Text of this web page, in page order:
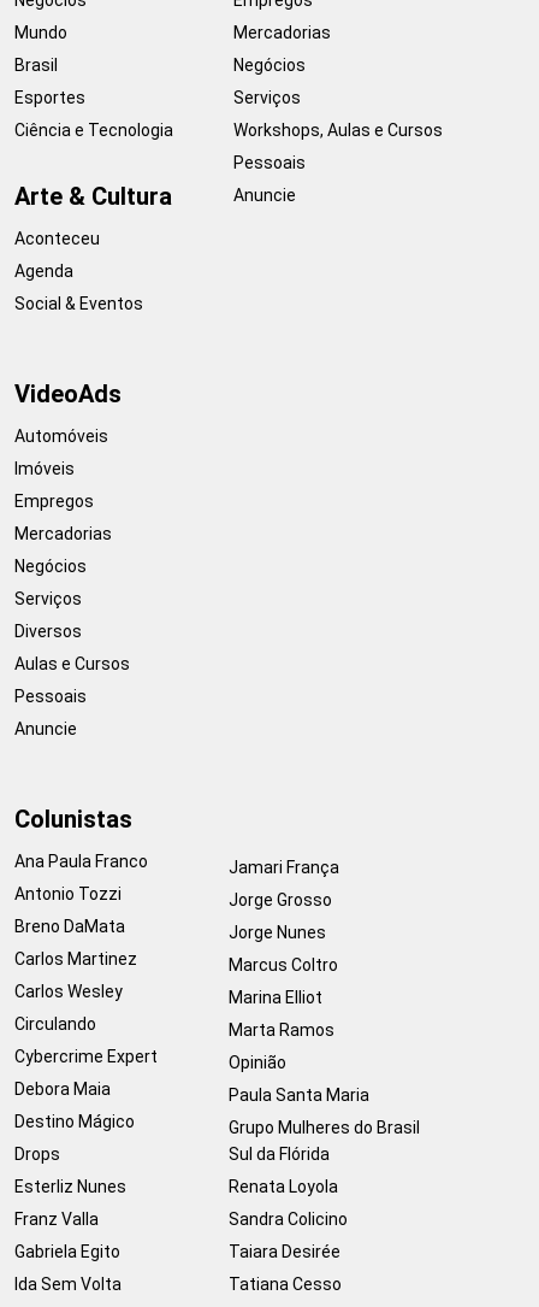
Mundo
Brasil
Esportes
Ciência e Tecnologia
Arte & Cultura
Aconteceu
Agenda
Social & Eventos
Mercadorias
Negócios
Serviços
Workshops, Aulas e Cursos
Pessoais
Anuncie
VideoAds
Automóveis
Imóveis
Empregos
Mercadorias
Negócios
Serviços
Diversos
Aulas e Cursos
Pessoais
Anuncie
Colunistas
Ana Paula Franco
Antonio Tozzi
Breno DaMata
Carlos Martinez
Carlos Wesley
Circulando
Cybercrime Expert
Debora Maia
Destino Mágico
Drops
Esterliz Nunes
Franz Valla
Gabriela Egito
Ida Sem Volta
Jamari França
Jorge Grosso
Jorge Nunes
Marcus Coltro
Marina Elliot
Marta Ramos
Opinião
Paula Santa Maria
Grupo Mulheres do Brasil
Sul da Flórida
Renata Loyola
Sandra Colicino
Taiara Desirée
Tatiana Cesso